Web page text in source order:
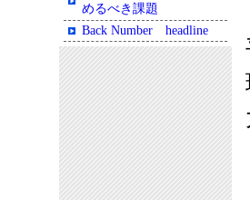
めるべき課題
Back Number headline